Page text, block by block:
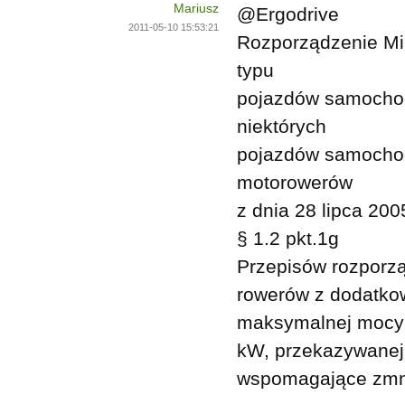
Mariusz
2011-05-10 15:53:21
@Ergodrive
Rozporządzenie
typu
pojazdów
niektórych
pojazdów
motorowerów
z dnia 28 lipca
§ 1.2 pkt.1g
Przepisów
rowerów z
maksymalnej
kW,
wspomagające